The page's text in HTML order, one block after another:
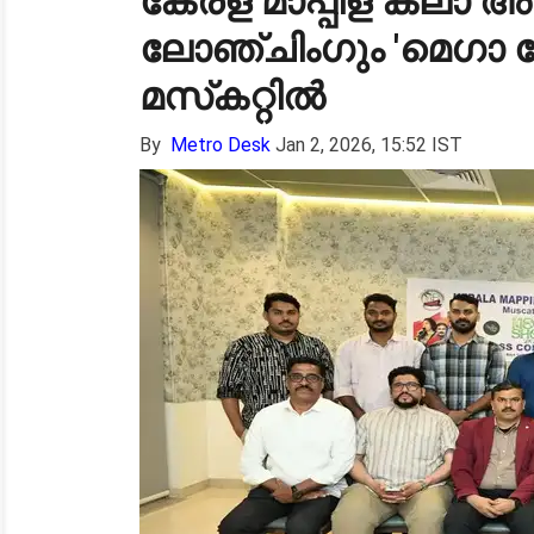
ലോഞ്ചിംഗും 'മെഗാ
മസ്‌കറ്റില്‍
By Metro Desk Jan 2, 2026, 15:52 IST